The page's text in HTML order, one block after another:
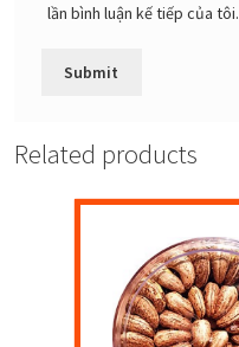
lần bình luận kế tiếp của tôi.
Related products